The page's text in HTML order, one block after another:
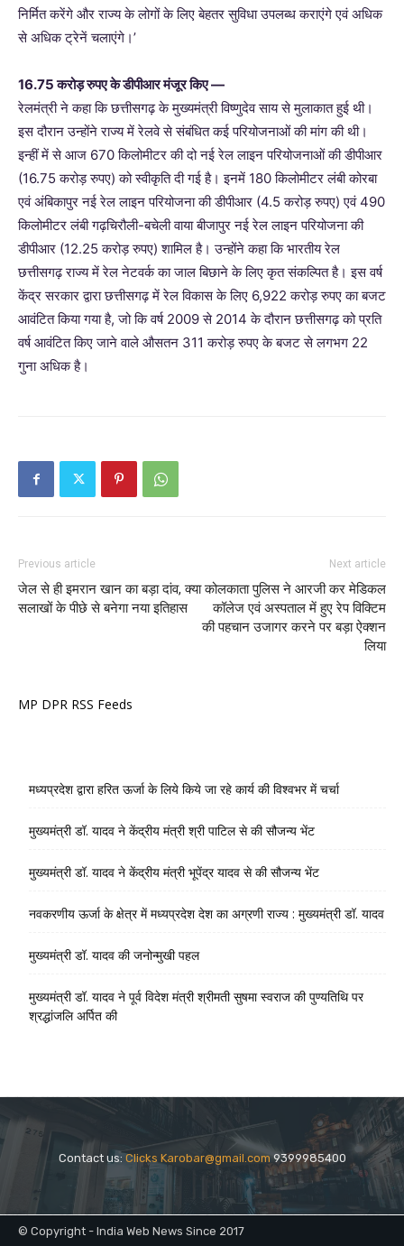
निर्मित करेंगे और राज्य के लोगों के लिए बेहतर सुविधा उपलब्ध कराएंगे एवं अधिक
से अधिक ट्रेनें चलाएंगे।’
16.75 करोड़ रुपए के डीपीआर मंजूर किए —
रेलमंत्री ने कहा कि छत्तीसगढ़ के मुख्यमंत्री विष्णुदेव साय से मुलाकात हुई थी।
इस दौरान उन्होंने राज्य में रेलवे से संबंधित कई परियोजनाओं की मांग की थी।
इन्हीं में से आज 670 किलोमीटर की दो नई रेल लाइन परियोजनाओं की डीपीआर
(16.75 करोड़ रुपए) को स्वीकृति दी गई है। इनमें 180 किलोमीटर लंबी कोरबा
एवं अंबिकापुर नई रेल लाइन परियोजना की डीपीआर (4.5 करोड़ रुपए) एवं 490
किलोमीटर लंबी गढ़चिरौली-बचेली वाया बीजापुर नई रेल लाइन परियोजना की
डीपीआर (12.25 करोड़ रुपए) शामिल है। उन्होंने कहा कि भारतीय रेल
छत्तीसगढ़ राज्य में रेल नेटवर्क का जाल बिछाने के लिए कृत संकल्पित है। इस वर्ष
केंद्र सरकार द्वारा छत्तीसगढ़ में रेल विकास के लिए 6,922 करोड़ रुपए का बजट
आवंटित किया गया है, जो कि वर्ष 2009 से 2014 के दौरान छत्तीसगढ़ को प्रति
वर्ष आवंटित किए जाने वाले औसतन 311 करोड़ रुपए के बजट से लगभग 22
गुना अधिक है।
Previous article
जेल से ही इमरान खान का बड़ा दांव, क्या
सलाखों के पीछे से बनेगा नया इतिहास
Next article
कोलकाता पुलिस ने आरजी कर मेडिकल
कॉलेज एवं अस्पताल में हुए रेप विक्टिम
की पहचान उजागर करने पर बड़ा ऐक्शन
लिया
MP DPR RSS Feeds
मध्यप्रदेश द्वारा हरित ऊर्जा के लिये किये जा रहे कार्य की विश्वभर में चर्चा
मुख्यमंत्री डॉ. यादव ने केंद्रीय मंत्री श्री पाटिल से की सौजन्य भेंट
मुख्यमंत्री डॉ. यादव ने केंद्रीय मंत्री भूपेंद्र यादव से की सौजन्य भेंट
नवकरणीय ऊर्जा के क्षेत्र में मध्यप्रदेश देश का अग्रणी राज्य : मुख्यमंत्री डॉ. यादव
मुख्यमंत्री डॉ. यादव की जनोन्मुखी पहल
मुख्यमंत्री डॉ. यादव ने पूर्व विदेश मंत्री श्रीमती सुषमा स्वराज की पुण्यतिथि पर
श्रद्धांजलि अर्पित की
Contact us: Clicks Karobar@gmail.com9399985400
© Copyright - India Web News Since 2017